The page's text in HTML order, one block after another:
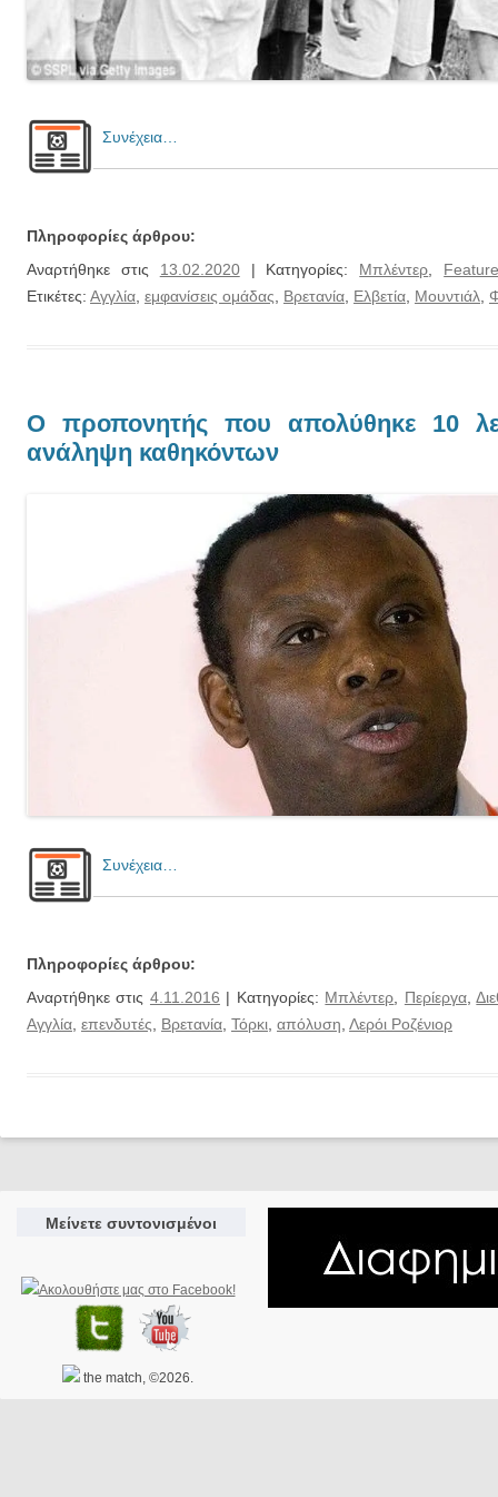
Συνέχεια…
Πληροφορίες άρθρου:
Αναρτήθηκε στις 13.02.2020| Κατηγορίες: Μπλέντερ,
Ετικέτες: Αγγλία, εμφανίσεις ομάδας, Βρετανία, Ελβετία, Μουντιάλ,
Ο προπονητής που απολύθηκε 10
ανάληψη καθηκόντων
Συνέχεια…
Πληροφορίες άρθρου:
Αναρτήθηκε στις 4.11.2016 | Κατηγορίες: Μπλέντερ Περίεργα,
Αγγλία επενδυτές Βρετανία Τόρκι απόλυση Λερόι Ροζένιορ
Μείνετε συντονισμένοι
the match, ©2026.